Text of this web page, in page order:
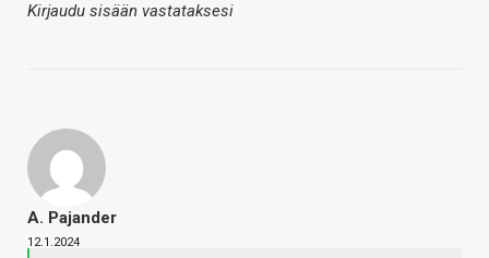
Kirjaudu sisään vastataksesi
A. Pajander
12.1.2024